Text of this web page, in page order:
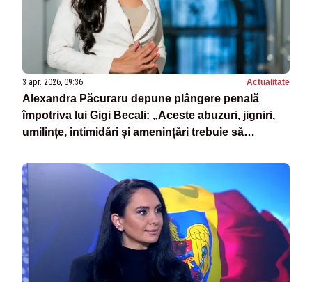
3 apr. 2026, 09:36 Actualitate
Alexandra Păcuraru depune plângere penală
împotriva lui Gigi Becali: „Aceste abuzuri, jigniri,
umilințe, intimidări și amenințări trebuie să